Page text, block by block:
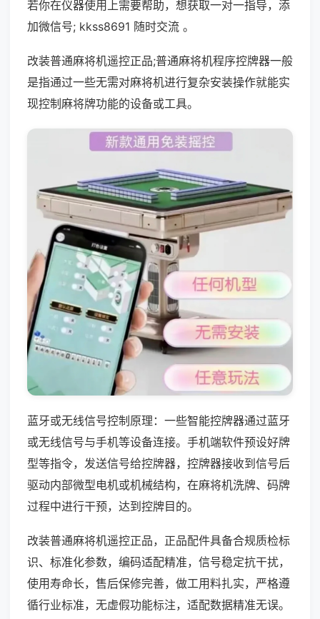
若你在仪器使用上需要帮助，想获取一对一指导，添
加微信号; kkss8691 随时交流 。
改装普通麻将机遥控正品;普通麻将机程序控牌器一般
是指通过一些无需对麻将机进行复杂安装操作就能实
现控制麻将牌功能的设备或工具。
蓝牙或无线信号控制原理：一些智能控牌器通过蓝牙
或无线信号与手机等设备连接。手机端软件预设好牌
型等指令，发送信号给控牌器，控牌器接收到信号后
驱动内部微型电机或机械结构，在麻将机洗牌、码牌
过程中进行干预，达到控牌目的。
改装普通麻将机遥控正品，正品配件具备合规质检标
识、标准化参数，编码适配精准，信号稳定抗干扰，
使用寿命长，售后保修完善，做工用料扎实，严格遵
循行业标准，无虚假功能标注，适配数据精准无误。